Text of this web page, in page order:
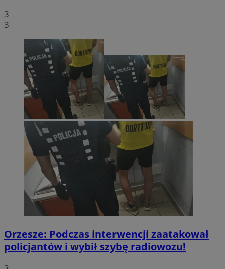
3
3
Orzesze: Podczas interwencji zaatakował
policjantów i wybił szybę radiowozu!